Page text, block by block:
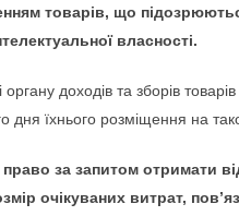
товарів, що
власності.
доходів та зборів
дня їхнього розміщення на
за запитом отримати
очікуваних витрат,